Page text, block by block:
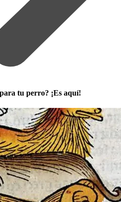
tu perro? ¡Es aquí!